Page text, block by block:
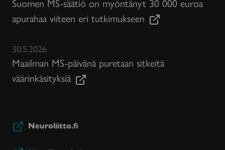
apurahaa viiteen eri tutkimukseen
30.5.2026
Maailman MS-päivänä puretaan sitkeitä
väärinkäsityksiä
Neuroliitto.fi